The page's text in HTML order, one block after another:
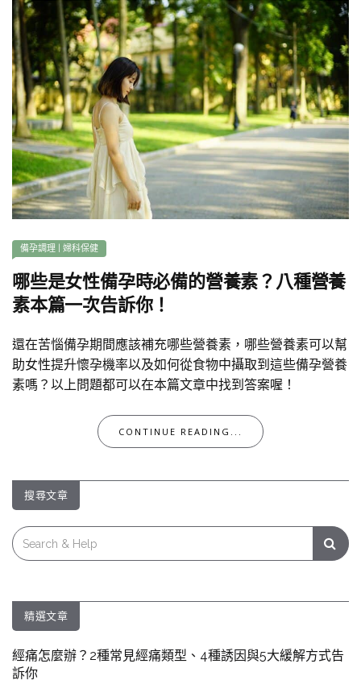
備孕調理 婦科保健
哪些是女性備孕時必備的營養素？八種營養
素本篇一次告訴你！
還在苦惱備孕期間應該補充哪些營養素，哪些營養素可以幫
助女性提升懷孕機率以及如何從食物中攝取到這些備孕營養
素嗎？以上問題都可以在本篇文章中找到答案喔！
CONTINUE READING...
搜尋文章
Search
for:
精選文章
經痛怎麼辦？2種常見經痛類型、4種誘因與5大緩解方式告
訴你